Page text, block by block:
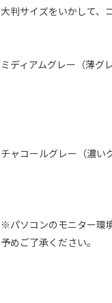
大判サイズをいかして、
ミディアムグレー（薄グレ
チャコールグレー（濃い
※パソコンのモニター環
予めご了承ください。